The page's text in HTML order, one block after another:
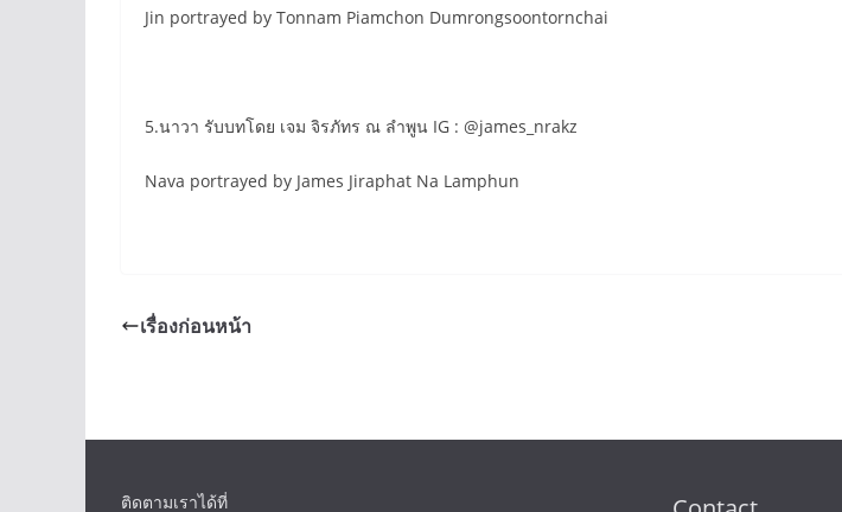
Jin portrayed by Tonnam Piamchon Dumrongsoontornchai
5.นาวา รับบทโดย เจม จิรภัทร ณ ลำพูน IG : @james_nrakz
Nava portrayed by James Jiraphat Na Lamphun
เรื่องก่อนหน้า
ติดตามเราได้ที่